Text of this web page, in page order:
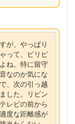
が、やっぱり
って、ピリピ
ね。特に留守
なのか気にな
、次の引っ越
した。リビン
レビの前から
度な距離感が